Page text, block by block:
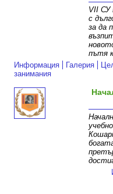
VII СУ
с
за да
пътя
Информация
Галерия
занимания